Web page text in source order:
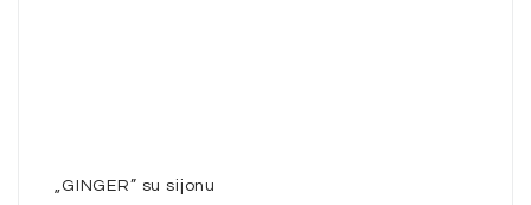
„GINGER” su sijonu